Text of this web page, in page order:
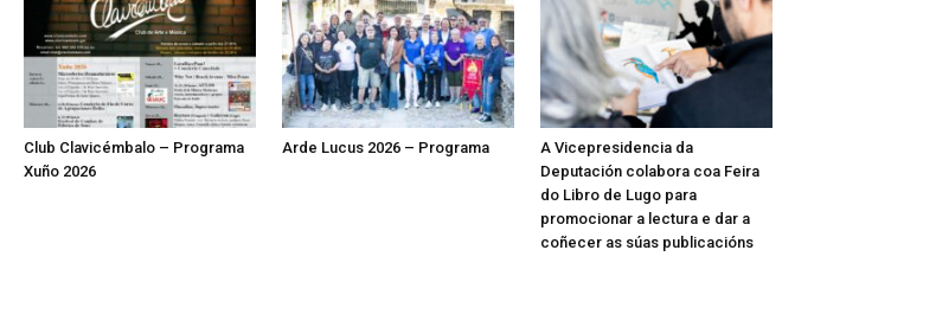
Club Clavicémbalo – Programa
Xuño 2026
Arde Lucus 2026 – Programa
A Vicepresidencia da
Deputación colabora coa Feira
do Libro de Lugo para
promocionar a lectura e dar a
coñecer as súas publicacións